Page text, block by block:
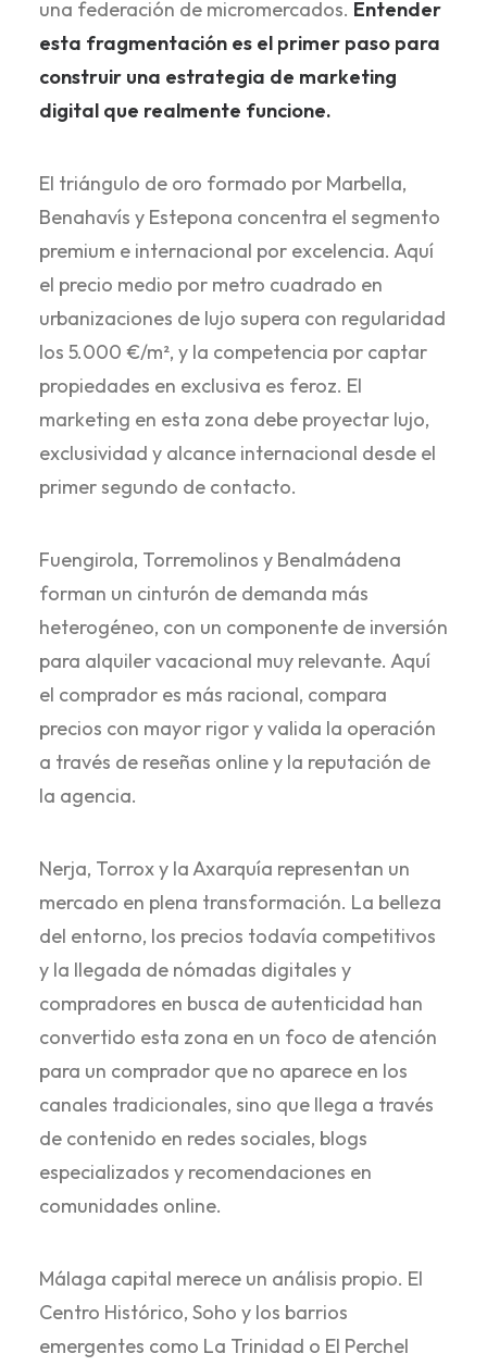
una federación de micromercados. Entender
esta fragmentación es el primer paso para
construir una estrategia de marketing
digital que realmente funcione.
El triángulo de oro formado por Marbella,
Benahavís y Estepona concentra el segmento
premium e internacional por excelencia. Aquí
el precio medio por metro cuadrado en
urbanizaciones de lujo supera con regularidad
los 5.000 €/m², y la competencia por captar
propiedades en exclusiva es feroz. El
marketing en esta zona debe proyectar lujo,
exclusividad y alcance internacional desde el
primer segundo de contacto.
Fuengirola, Torremolinos y Benalmádena
forman un cinturón de demanda más
heterogéneo, con un componente de inversión
para alquiler vacacional muy relevante. Aquí
el comprador es más racional, compara
precios con mayor rigor y valida la operación
a través de reseñas online y la reputación de
la agencia.
Nerja, Torrox y la Axarquía representan un
mercado en plena transformación. La belleza
del entorno, los precios todavía competitivos
y la llegada de nómadas digitales y
compradores en busca de autenticidad han
convertido esta zona en un foco de atención
para un comprador que no aparece en los
canales tradicionales, sino que llega a través
de contenido en redes sociales, blogs
especializados y recomendaciones en
comunidades online.
Málaga capital merece un análisis propio. El
Centro Histórico, Soho y los barrios
emergentes como La Trinidad o El Perchel